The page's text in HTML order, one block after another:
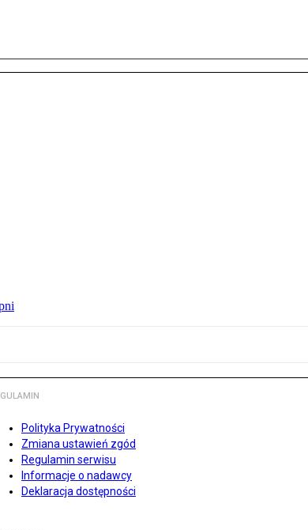
Polityka Prywatności
Zmiana ustawień zgód
Regulamin serwisu
Informacje o nadawcy
Deklaracja dostępności